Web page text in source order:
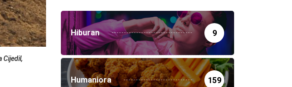
Cijedil,
Hiburan 9
Humaniora 159